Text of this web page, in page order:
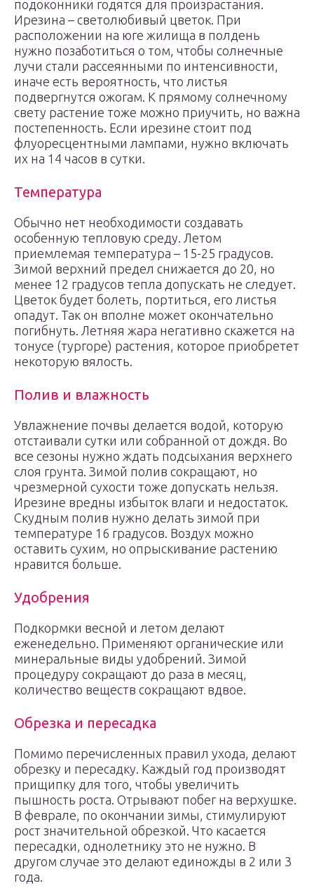
подоконники годятся для произрастания.
Ирезина – светолюбивый цветок. При
расположении на юге жилища в полдень
нужно позаботиться о том, чтобы солнечные
лучи стали рассеянными по интенсивности,
иначе есть вероятность, что листья
подвергнутся ожогам. К прямому солнечному
свету растение тоже можно приучить, но важна
постепенность. Если ирезине стоит под
флуоресцентными лампами, нужно включать
их на 14 часов в сутки.
Температура
Обычно нет необходимости создавать
особенную тепловую среду. Летом
приемлемая температура – 15-25 градусов.
Зимой верхний предел снижается до 20, но
менее 12 градусов тепла допускать не следует.
Цветок будет болеть, портиться, его листья
опадут. Так он вполне может окончательно
погибнуть. Летняя жара негативно скажется на
тонусе (тургоре) растения, которое приобретет
некоторую вялость.
Полив и влажность
Увлажнение почвы делается водой, которую
отстаивали сутки или собранной от дождя. Во
все сезоны нужно ждать подсыхания верхнего
слоя грунта. Зимой полив сокращают, но
чрезмерной сухости тоже допускать нельзя.
Ирезине вредны избыток влаги и недостаток.
Скудным полив нужно делать зимой при
температуре 16 градусов. Воздух можно
оставить сухим, но опрыскивание растению
нравится больше.
Удобрения
Подкормки весной и летом делают
еженедельно. Применяют органические или
минеральные виды удобрений. Зимой
процедуру сокращают до раза в месяц,
количество веществ сокращают вдвое.
Обрезка и пересадка
Помимо перечисленных правил ухода, делают
обрезку и пересадку. Каждый год производят
прищипку для того, чтобы увеличить
пышность роста. Отрывают побег на верхушке.
В феврале, по окончании зимы, стимулируют
рост значительной обрезкой. Что касается
пересадки, однолетнику это не нужно. В
другом случае это делают единожды в 2 или 3
года.